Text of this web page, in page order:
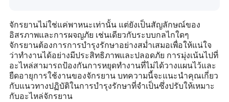
จักรยานไม่ใช่แค่พาหนะเท่านั้น แต่ยังเป็นสัญลักษณ์ของ
อิสรภาพและการผจญภัย เช่นเดียวกับระบบกลไกใดๆ
จักรยานต้องการการบำรุงรักษาอย่างสม่ำเสมอเพื่อให้แน่ใจ
ว่าทำงานได้อย่างมีประสิทธิภาพและปลอดภัย การมุ่งเน้นไปที่
อะไหล่สามารถป้องกันการหยุดทำงานที่ไม่ได้วางแผนไว้และ
ยืดอายุการใช้งานของจักรยาน บทความนี้จะแนะนำคุณเกี่ยว
กับแนวทางปฏิบัติในการบำรุงรักษาที่จำเป็นซึ่งปรับให้เหมาะ
กับอะไหล่จักรยาน